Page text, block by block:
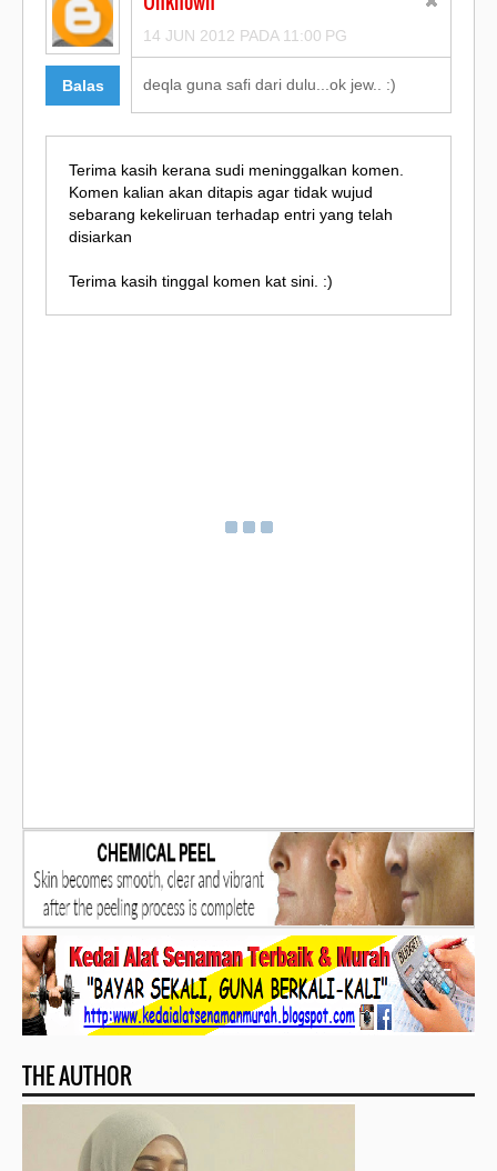
Balas
14 JUN 2012 PADA 11:00 PG
deqla guna safi dari dulu...ok jew.. :)
Terima kasih kerana sudi meninggalkan komen.
Komen kalian akan ditapis agar tidak wujud
sebarang kekeliruan terhadap entri yang telah
disiarkan
Terima kasih tinggal komen kat sini. :)
THE AUTHOR